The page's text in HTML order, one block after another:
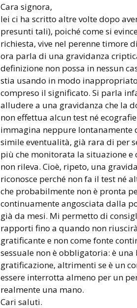
Cara signora,
lei ci ha scritto altre volte dopo
presunti tali), poiché come si
richiesta, vive nel perenne timore
ora parla di una gravidanza
definizione non possa in nessun
stia usando in modo
compreso il significato. Si parla
alludere a una gravidanza che la
non effettua alcun test né
immagina neppure lontanamente
simile eventualità, già rara di per
più che monitorata la situazione e
non rileva. Cioè, ripeto, una
riconosce perché non fa il test né
che probabilmente non è pronta
continuamente angosciata dalla
già da mesi. Mi permetto di
rapporti fino a quando non
gratificante e non come fonte
sessuale non è obbligatoria: è
gratificazione, altrimenti se è un
essere interrotta almeno per un
realmente una mano.
Cari saluti.